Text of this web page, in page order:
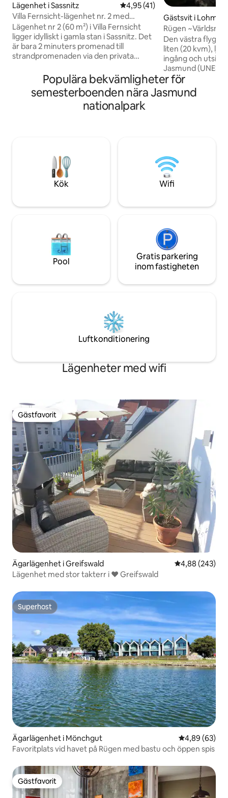
Lägenhet i Sassnitz 4,95 av 5 i genomsnittligt
4,95 (41)
Villa Fernsicht-lägenhet nr. 2 med
havsutsikt- 60m²
Lägenhet nr 2 (60 m²) i Villa Fernsicht
ligger idylliskt i gamla stan i Sassnitz. Det
är bara 2 minuters promenad till
strandpromenaden via den privata
hamnen ligger bara ca 5 minuters
promenad bort. Lägenheten har två
separata sovrum, ett separat kök, ett
badrum med dusch och ett stort
vardagsrum. Höjdpunkten är den slutna
Gästsvit i Lohme
Rügen
Den västra
liten (20 kvm), ljus lägenhet med separat
ingång och utsikt
Jasmund
Busslinjerna
meter bort i Hagen. Sassnitz,
hamnstaden
Populära bekvämligheter för
semesterboenden nära Jasmund
nationalpark
Kök Wifi
Pool
Gratis parkering
inom fastigheten
Luftkonditionering
Lägenheter med wifi
Gästfavorit
Gästfavorit
Ägarlägenhet i Greifswald 4,88 av 5 i
4,88 (243)
Lägenhet med stor takterr i ❤ Greifswald
Superhost
Superhost
Ägarlägenhet i Mönchgut 4,89 av 5 i
4,89 (63)
Favoritplats vid havet på Rügen med bastu och öppen spis
Gästfavorit
Gästfavorit